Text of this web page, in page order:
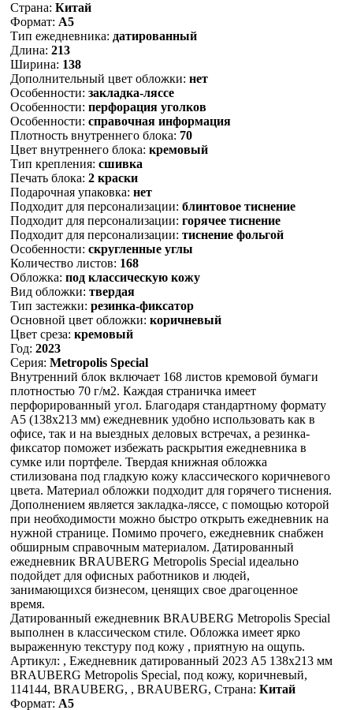
Страна: Китай
Формат: А5
Тип ежедневника: датированный
Длина: 213
Ширина: 138
Дополнительный цвет обложки: нет
Особенности: закладка-ляссе
Особенности: перфорация уголков
Особенности: справочная информация
Плотность внутреннего блока: 70
Цвет внутреннего блока: кремовый
Тип крепления: сшивка
Печать блока: 2 краски
Подарочная упаковка: нет
Подходит для персонализации: блинтовое тиснение
Подходит для персонализации: горячее тиснение
Подходит для персонализации: тиснение фольгой
Особенности: скругленные углы
Количество листов: 168
Обложка: под классическую кожу
Вид обложки: твердая
Тип застежки: резинка-фиксатор
Основной цвет обложки: коричневый
Цвет среза: кремовый
Год: 2023
Серия: Metropolis Special
Внутренний блок включает 168 листов кремовой бумаги
плотностью 70 г/м2. Каждая страничка имеет
перфорированный угол. Благодаря стандартному формату
А5 (138х213 мм) ежедневник удобно использовать как в
офисе, так и на выездных деловых встречах, а резинка-
фиксатор поможет избежать раскрытия ежедневника в
сумке или портфеле. Твердая книжная обложка
стилизована под гладкую кожу классического коричневого
цвета. Материал обложки подходит для горячего тиснения.
Дополнением является закладка-ляссе, с помощью которой
при необходимости можно быстро открыть ежедневник на
нужной странице. Помимо прочего, ежедневник снабжен
обширным справочным материалом. Датированный
ежедневник BRAUBERG Metropolis Special идеально
подойдет для офисных работников и людей,
занимающихся бизнесом, ценящих свое драгоценное
время.
Датированный ежедневник BRAUBERG Metropolis Special
выполнен в классическом стиле. Обложка имеет ярко
выраженную текстуру под кожу , приятную на ощупь.
Артикул: , Ежедневник датированный 2023 А5 138x213 мм
BRAUBERG Metropolis Special, под кожу, коричневый,
114144, BRAUBERG, , BRAUBERG, Страна: Китай
Формат: А5